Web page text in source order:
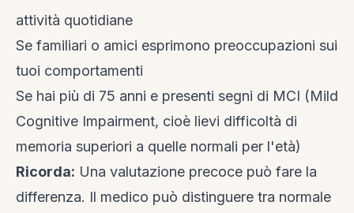
attività quotidiane
Se familiari o amici esprimono preoccupazioni sui
tuoi comportamenti
Se hai più di 75 anni e presenti segni di MCI (Mild
Cognitive Impairment, cioè lievi difficoltà di
memoria superiori a quelle normali per l'età)
Ricorda: Una valutazione precoce può fare la
differenza. Il medico può distinguere tra normale